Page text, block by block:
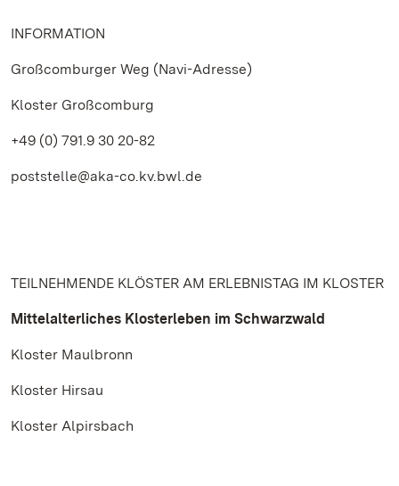
INFORMATION
Großcomburger Weg (Navi-Adresse)
Kloster Großcomburg
+49 (0) 791.9 30 20-82
poststelle@aka-co.kv.bwl.de
TEILNEHMENDE KLÖSTER AM ERLEBNISTAG IM KLOSTER
Mittelalterliches Klosterleben im Schwarzwald
Kloster Maulbronn
Kloster Hirsau
Kloster Alpirsbach